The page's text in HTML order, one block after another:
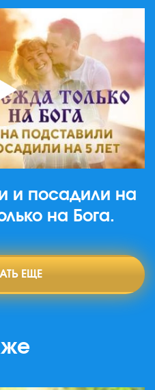
и посадили на
на Бога.
ЕЩЕ